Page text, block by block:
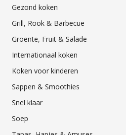
Gezond koken
Grill, Rook & Barbecue
Groente, Fruit & Salade
Internationaal koken
Koken voor kinderen
Sappen & Smoothies
Snel klaar
Soep